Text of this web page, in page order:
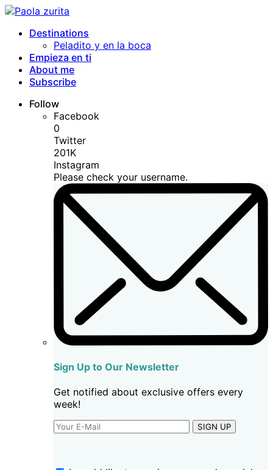
Destinations
Peladito y en la boca
Empieza en ti
About me
Subscribe
Follow
Facebook
0
Twitter
201K
Instagram
Please check your username.
Sign Up to Our Newsletter
Get notified about exclusive offers every
week!
SIGN UP